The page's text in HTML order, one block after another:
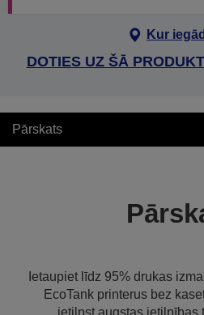
Kur
DOTIES UZ ŠĀ
Pārskats
Ietaupiet līdz 95% drukas
EcoTank printerus bez
ietilpst augstas ietilpības